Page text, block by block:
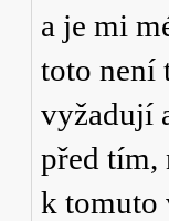
a je mi
toto není
vyžadují
před tím,
k tomuto